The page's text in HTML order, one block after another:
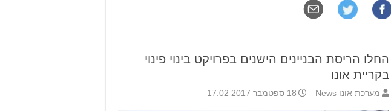
החלו הריסת הבניינים הישנים בפרויקט בינוי פינוי
בקריית אונו
מערכת אונו News 18 ספטמבר 2017 17:02